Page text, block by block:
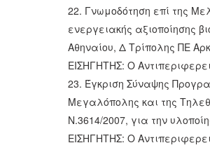
22. Γνωμοδότηση επί της
ενεργειακής αξιοποίησης
Αθηναίου, Δ Τρίπολης ΠΕ
ΕΙΣΗΓΗΤΗΣ: Ο
23. Έγκριση Σύναψης
Μεγαλόπολης και της
Ν.3614/2007, για την
ΕΙΣΗΓΗΤΗΣ: Ο